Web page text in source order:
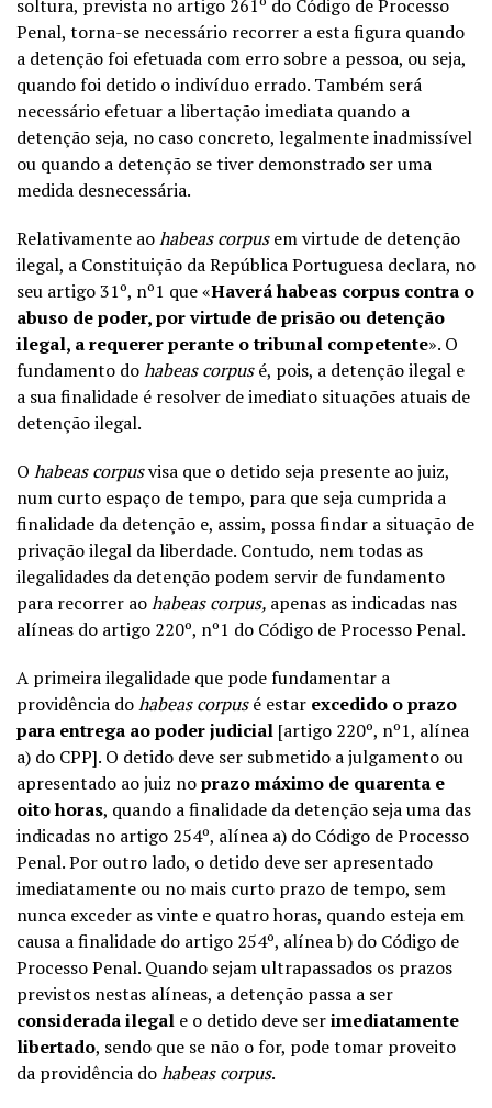
soltura, prevista no artigo 261º do Código de Processo
Penal, torna-se necessário recorrer a esta figura quando
a detenção foi efetuada com erro sobre a pessoa, ou seja,
quando foi detido o indivíduo errado. Também será
necessário efetuar a libertação imediata quando a
detenção seja, no caso concreto, legalmente inadmissível
ou quando a detenção se tiver demonstrado ser uma
medida desnecessária.
Relativamente aohabeas corpusem virtude de detenção
ilegal, a Constituição da República Portuguesa declara, no
seu artigo 31º, nº1 que «Haverá habeas corpus contra o
abuso de poder, por virtude de prisão ou detenção
ilegal, a requerer perante o tribunal competente». O
fundamento dohabeas corpusé, pois, a detenção ilegal e
a sua finalidade é resolver de imediato situações atuais de
detenção ilegal.
O habeas corpusvisa que o detido seja presente ao juiz,
num curto espaço de tempo, para que seja cumprida a
finalidade da detenção e, assim, possa findar a situação de
privação ilegal da liberdade. Contudo, nem todas as
ilegalidades da detenção podem servir de fundamento
para recorrer aohabeas corpus, apenas as indicadas nas
alíneas do artigo 220º, nº1 do Código de Processo Penal.
A primeira ilegalidade que pode fundamentar a
providência dohabeas corpusé estar excedido o prazo
para entrega ao poder judicial [artigo 220º, nº1, alínea
a) do CPP]. O detido deve ser submetido a julgamento ou
apresentado ao juiz noprazo máximo de quarenta e
oito horas, quando a finalidade da detenção seja uma das
indicadas no artigo 254º, alínea a) do Código de Processo
Penal. Por outro lado, o detido deve ser apresentado
imediatamente ou no mais curto prazo de tempo, sem
nunca exceder as vinte e quatro horas, quando esteja em
causa a finalidade do artigo 254º, alínea b) do Código de
Processo Penal. Quando sejam ultrapassados os prazos
previstos nestas alíneas, a detenção passa a ser
considerada ilegal e o detido deve serimediatamente
libertado, sendo que se não o for, pode tomar proveito
da providência dohabeas corpus.